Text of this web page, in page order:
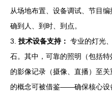
从场地布置、设备调试、节目
确到人、到时、到点。
3. 技术设备支持： 专业的灯光
石。其中，可靠的照明（包括
的影像记录（摄像、直播）至
的概念可被借鉴——确保核心设